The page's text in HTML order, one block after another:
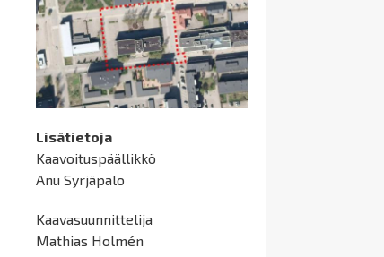
Lisätietoja
Kaavoituspäällikkö
Anu Syrjäpalo
Kaavasuunnittelija
Mathias Holmén